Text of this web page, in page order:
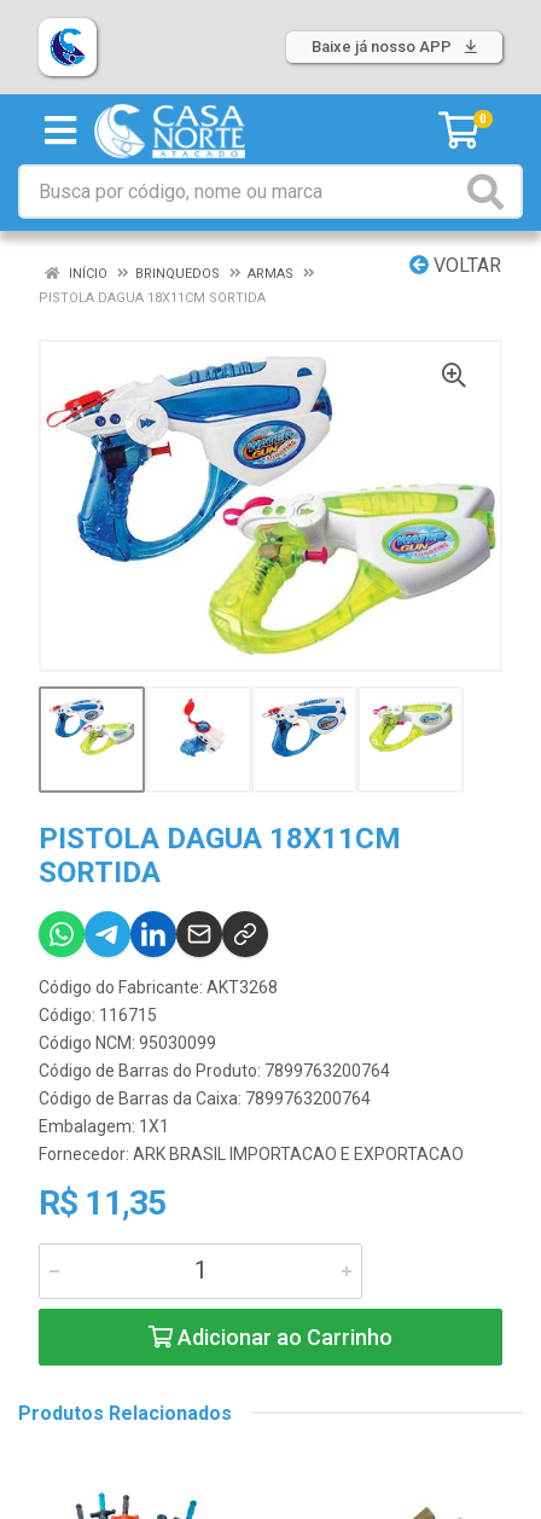
Baixe já nosso APP
0
VOLTAR
INÍCIO BRINQUEDOS
ARMAS
PISTOLA DAGUA 18X11CM SORTIDA
PISTOLA DAGUA 18X11CM
SORTIDA
Código do Fabricante: AKT3268
Código: 116715
Código NCM: 95030099
Código de Barras do Produto: 7899763200764
Código de Barras da Caixa: 7899763200764
Embalagem: 1X1
Fornecedor: ARK BRASIL IMPORTACAO E EXPORTACAO
R$ 11,35
Adicionar ao Carrinho
Produtos Relacionados